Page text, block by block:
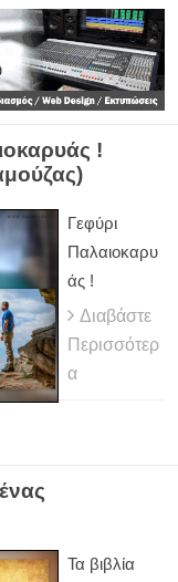
!
Γεφύρι
Παλαιοκαρυ
άς !
Διαβάστε
Περισσότερ
α
Τα βιβλία